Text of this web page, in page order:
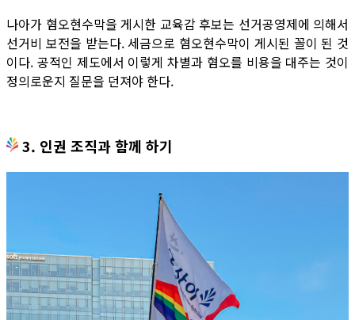
나아가 혐오현수막을 게시한 교육감 후보는 선거공영제에 의해서
선거비 보전을 받는다. 세금으로 혐오현수막이 게시된 꼴이 된 것
이다. 공적인 제도에서 이렇게 차별과 혐오를 비용을 대주는 것이
정의로운지 질문을 던져야 한다.
3. 인권 조직과 함께 하기